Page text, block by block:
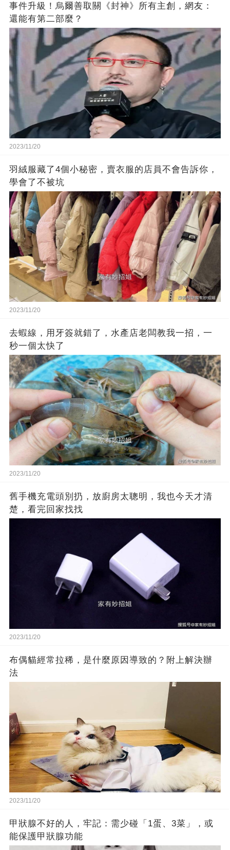
事件升級！烏爾善取關《封神》所有主創，網友：
還能有第二部麼？
2023/11/20
羽絨服藏了4個小秘密，賣衣服的店員不會告訴你，
學會了不被坑
2023/11/20
去蝦線，用牙簽就錯了，水產店老闆教我一招，一
秒一個太快了
2023/11/20
舊手機充電頭別扔，放廚房太聰明，我也今天才清
楚，看完回家找找
2023/11/20
布偶貓經常拉稀，是什麼原因導致的？附上解決辦
法
2023/11/20
甲狀腺不好的人，牢記：需少碰「1蛋、3菜」，或
能保護甲狀腺功能